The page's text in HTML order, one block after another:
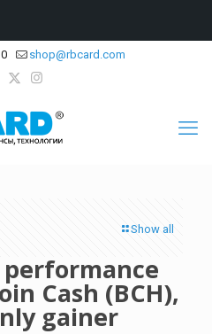
shop@rbcard.com
Show all
performance
Cash (BCH),
gainer